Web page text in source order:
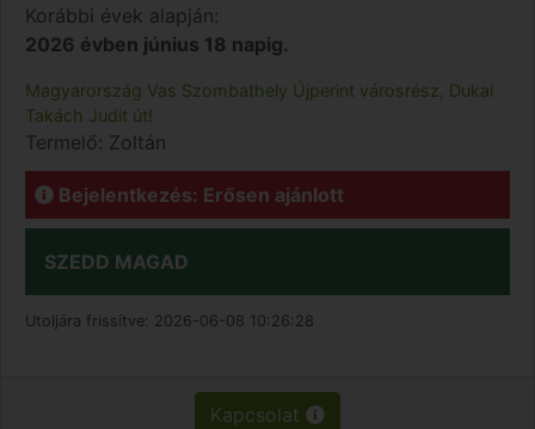
Korábbi évek alapján:
2026 évben június 18 napig.
Magyarország Vas Szombathely Újperint városrész, Dukai
Takách Judit út!
Termelő: Zoltán
Bejelentkezés: Erősen ajánlott
SZEDD MAGAD
Utoljára frissítve: 2026-06-08 10:26:28
Kapcsolat